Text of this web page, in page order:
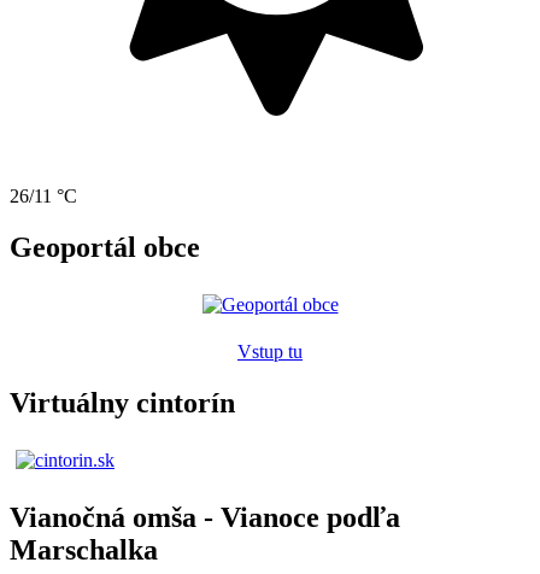
26/11 °C
Geoportál obce
Vstup tu
Virtuálny cintorín
Vianočná omša - Vianoce podľa
Marschalka